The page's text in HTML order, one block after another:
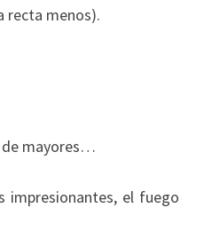
recta menos).
de mayores…
impresionantes, el fuego